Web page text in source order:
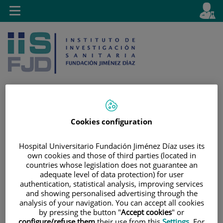
Jump to content
content
Active
en
Toggle
navigation
Cookies configuration
Hospital Universitario Fundación Jiménez Díaz uses its
own cookies and those of third parties (located in
countries whose legislation does not guarantee an
adequate level of data protection) for user
authentication, statistical analysis, improving services
and showing personalised advertising through the
analysis of your navigation. You can accept all cookies
by pressing the button "Accept cookies" or